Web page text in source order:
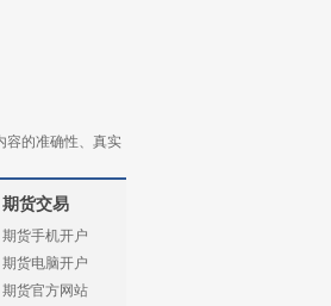
容的准确性、真实
期货交易
期货手机开户
期货电脑开户
期货官方网站